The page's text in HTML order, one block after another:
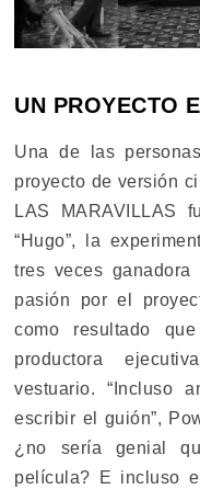
UN PROYECTO
Una de las
proyecto de versión
LAS MARAVILLAS
“Hugo”, la
tres veces ganadora
pasión por el
como resultado
productora
vestuario. “Incluso
escribir el guión”,
¿no sería genial
película? E incluso